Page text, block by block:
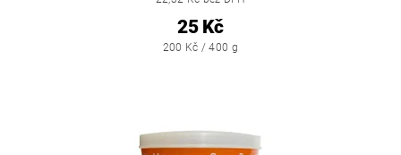
25 Kč
200 Kč / 400 g